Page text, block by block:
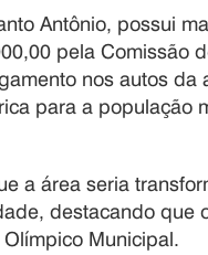
Antônio, possui
pela Comissão
nos autos da
para a população
a área seria
destacando que
Municipal.